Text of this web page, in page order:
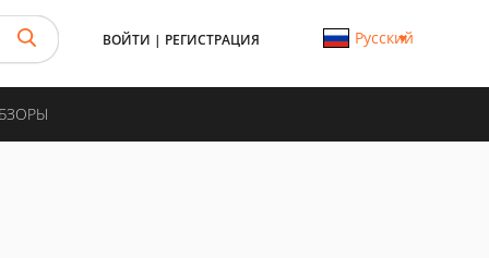
ВОЙТИ | РЕГИСТРАЦИЯ Русский